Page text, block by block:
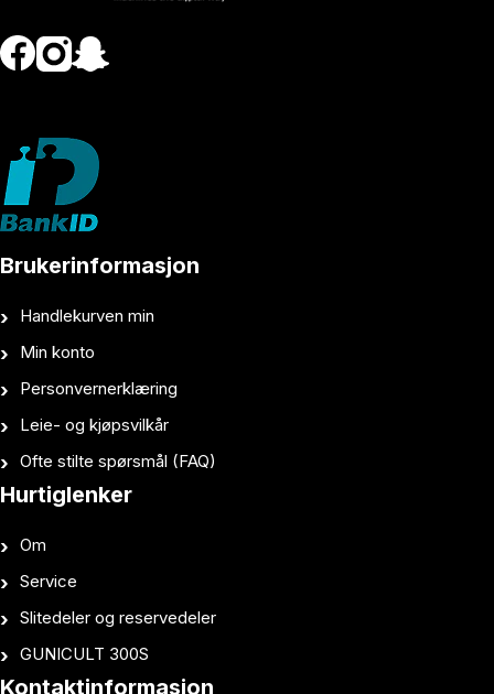
Brukerinformasjon
Handlekurven min
Min konto
Personvernerklæring
Leie- og kjøpsvilkår
Ofte stilte spørsmål (FAQ)
Hurtiglenker
Om
Service
Slitedeler og reservedeler
GUNICULT 300S
Kontaktinformasjon